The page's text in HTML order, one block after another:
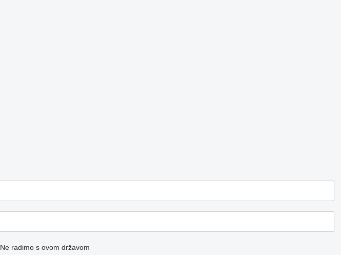
Ne radimo s ovom državom